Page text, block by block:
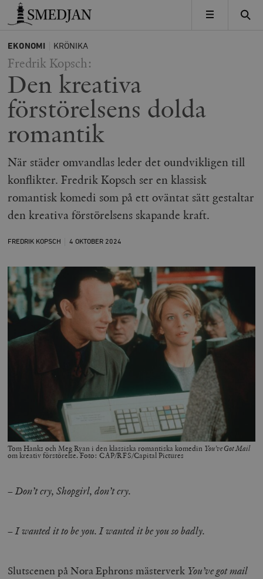
Timbro
MENY
EKONOMI KRÖNIKA
Fredrik Kopsch:
Den kreativa
förstörelsens dolda
romantik
När städer omvandlas leder det oundvikligen till
konflikter. Fredrik Kopsch ser en klassisk
romantisk komedi som på ett oväntat sätt gestaltar
den kreativa förstörelsens skapande kraft.
FREDRIK KOPSCH 4 OKTOBER 2024
Tom Hanks och Meg Ryan i den klassiska romantiska komedin You’ve Got Mail
om kreativ förstörelse. Foto: CAP/RFS/Capital Pictures
– Don’t cry, Shopgirl, don’t cry.
– I wanted it to be you. I wanted it be you so badly.
Slutscenen på Nora Ephrons mästerverk You’ve got mail